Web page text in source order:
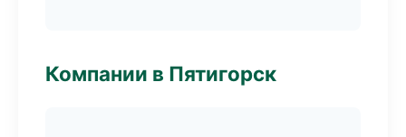
Компании в Пятигорск